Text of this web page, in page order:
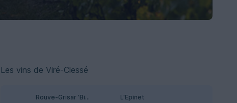
Les vins de Viré-Clessé
Rouve-Grisar 'Binôme'
L'Epinet